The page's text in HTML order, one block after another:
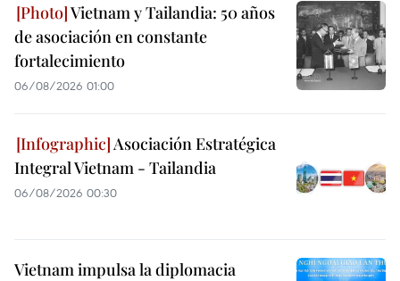
Vietnam y Tailandia: 50 años
de asociación en constante
fortalecimiento
06/08/2026 01:00
Asociación Estratégica
Integral Vietnam - Tailandia
06/08/2026 00:30
Vietnam impulsa la diplomacia